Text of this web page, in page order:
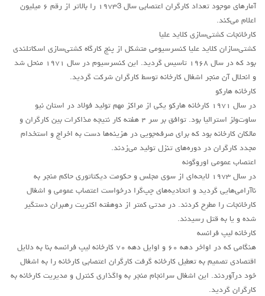
اجتماعی
کمیته اقدام کارگری
زنان
ملیت ها
شبکه همبستگی کارگری
حاکمیت
اصلاح طلبان
ایران و غرب
اصول
حزب پیشتاز
برنامه انقلابی
آمارهای موجود تعداد کارگران اعتصابی سال ۱۹۷۳3 را بالاتر از رقم ۶ میلیون
اعلام می‌کند.
کارخانجات کشتی‌سازی کلاید علیا
کشتی‌سازان کلاید علیا کنسرسیومی متشکل از پنج کارگاه کشتی‌سازی اسکاتلندی
بود که در سال ۱۹۶۸ تاسیس گردید. این کنسرسیوم در سال ۱۹۷۱ منحل شد
و انحلال آن منجر اشغال کارخانه توسط کارگران شرکت گردید.
کارخانه هارکو
در سال ۱۹۷۱ کارخانه هارکو یکی از مراکز مهم تولید فولاد در استان نیو
ساوت‌ولز استرالیا بود. توافق بر سر ۴ هفته کار نتیجه مذاکرات بین کارگران و
مالکان کارخانه بود که برای صرفه‌جویی در هزینه‌ها دست به اخراج و استخدام
مجدد کارگران در دوره‌های تنزل تولید می‌زدند.
اعتصاب عمومی اوروگوئه
در سال ۱۹۷۳ لایحه‌ای از سوی مجلس و حکومت دیکتاتوری حاکم منجر به
ناآرامی‌هایی گردید و اتحادیه‌های چپ‌گرا درخواست اعتصاب عمومی و اشغال
کارخانجات را مطرح کردند. در مدتی کمتر از دوهفته اکثریت رهبران دستگیر
شده و یا به قتل رسیدند.
کارخانه لیپ فرانسه
هنگامی که در اواخر دهه ۶۰ و اوایل دهه ۷۰ کارخانه لیپ فرانسه بنا به دلایل
اقتصادی تصمیم به تعطیل کارخانه گرفت کارگران اعتصابی کارخانه را به اشغال
خود درآوردند. این اشغال سرانجام منجر به واگذاری کنترل و مدیریت کارخانه به
کارگران گردید.